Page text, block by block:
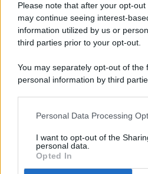
Please note that after your opt-
may continue seeing interest-
information utilized by us or
third parties prior to your opt-out.
You may separately opt-out of the
personal information by third
This information may also be
disclose it to other third parties.
Personal Data Processing
I want to opt-out of the
personal data.
Opted In
ISCRIZIONE AL ROC N. 35792
(ASSOCIAZIONE
PREFERENZE